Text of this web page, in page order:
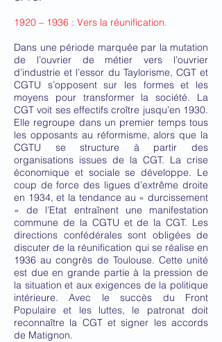
1920 – 1936 : Vers la réunification.
Dans une période marquée par la mutation
de l’ouvrier de métier vers l’ouvrier
d’industrie et l’essor du Taylorisme, CGT et
CGTU s’opposent sur les formes et les
moyens pour transformer la société. La
CGT voit ses effectifs croître jusqu’en 1930.
Elle regroupe dans un premier temps tous
les opposants au réformisme, alors que la
CGTU se structure à partir des
organisations issues de la CGT. La crise
économique et sociale se développe. Le
coup de force des ligues d’extrême droite
en 1934, et la tendance au « durcissement
» de l’Etat entraînent une manifestation
commune de la CGTU et de la CGT. Les
directions confédérales sont obligées de
discuter de la réunification qui se réalise en
1936 au congrès de Toulouse. Cette unité
est due en grande partie à la pression de
la situation et aux exigences de la politique
intérieure. Avec le succès du Front
Populaire et les luttes, le patronat doit
reconnaître la CGT et signer les accords
de Matignon.